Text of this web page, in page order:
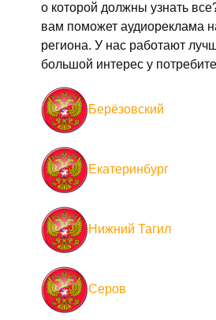
о которой должны узнать
вам поможет аудиореклама
региона. У нас работают
большой интерес у
Берёзовский
Екатеринбург
Нижний Тагил
Серов